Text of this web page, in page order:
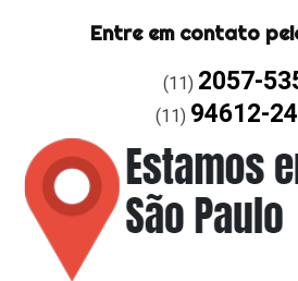
Entre em contato
(11) 2057-
(11) 94612-